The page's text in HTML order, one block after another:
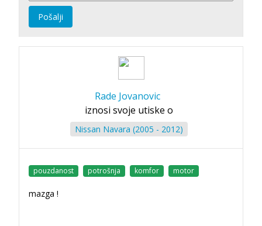
Pošalji
Rade Jovanovic
iznosi svoje utiske o
Nissan Navara (2005 - 2012)
pouzdanost potrošnja komfor motor
mazga !